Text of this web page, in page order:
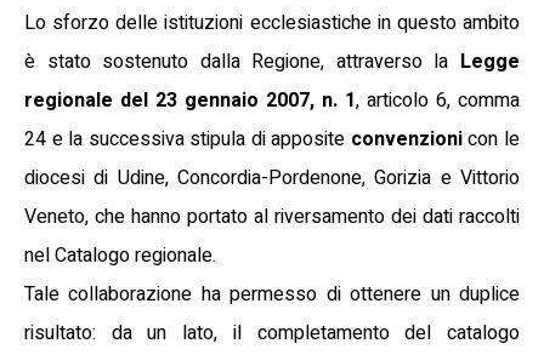
Lo sforzo delle istituzioni ecclesiastiche in questo ambito
è stato sostenuto dalla Regione, attraverso la Legge
regionale del 23 gennaio 2007, n. 1, articolo 6, comma
24 e la successiva stipula di apposite convenzionicon le
diocesi di Udine, Concordia-Pordenone, Gorizia e Vittorio
Veneto, che hanno portato al riversamento dei dati raccolti
nel Catalogo regionale.
Tale collaborazione ha permesso di ottenere un duplice
risultato: da un lato, il completamento del catalogo